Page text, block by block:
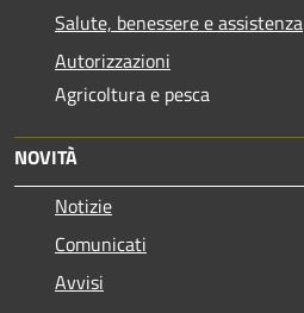
Salute, benessere e assistenza
Autorizzazioni
Agricoltura e pesca
NOVITÀ
Notizie
Comunicati
Avvisi